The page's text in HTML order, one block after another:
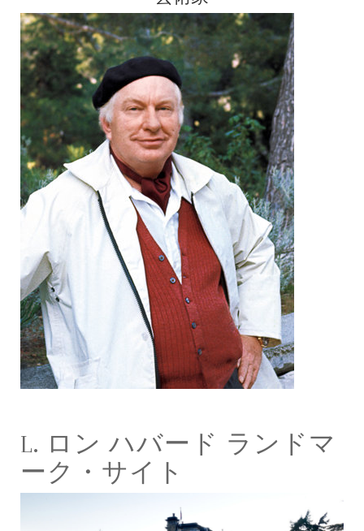
L. ロン ハバード ランドマ
ーク・サイト